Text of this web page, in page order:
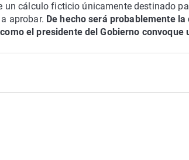
un cálculo ficticio únicamente destinado
aprobar. De hecho será probablemente
el presidente del Gobierno convoque